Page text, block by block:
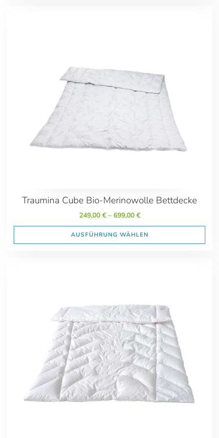
Traumina Cube Bio-Merinowolle Bettdecke
249,00 €– 699,00 €
AUSFÜHRUNG WÄHLEN